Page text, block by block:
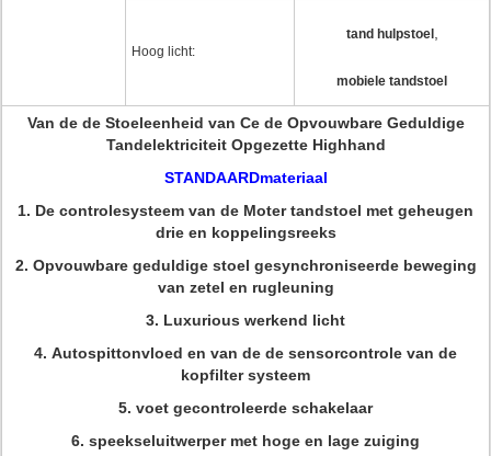
Hoog licht:
tand hulpstoel,
mobiele tandstoel
Van de de Stoeleenheid van Ce de Opvouwbare Geduldige
Tandelektriciteit Opgezette Highhand
STANDAARDmateriaal
1. De controlesysteem van de Moter tandstoel met geheugen
drie en koppelingsreeks
2. Opvouwbare geduldige stoel gesynchroniseerde beweging
van zetel en rugleuning
3. Luxurious werkend licht
4. Autospittonvloed en van de de sensorcontrole van de
kopfilter systeem
5. voet gecontroleerde schakelaar
6. speekseluitwerper met hoge en lage zuiging